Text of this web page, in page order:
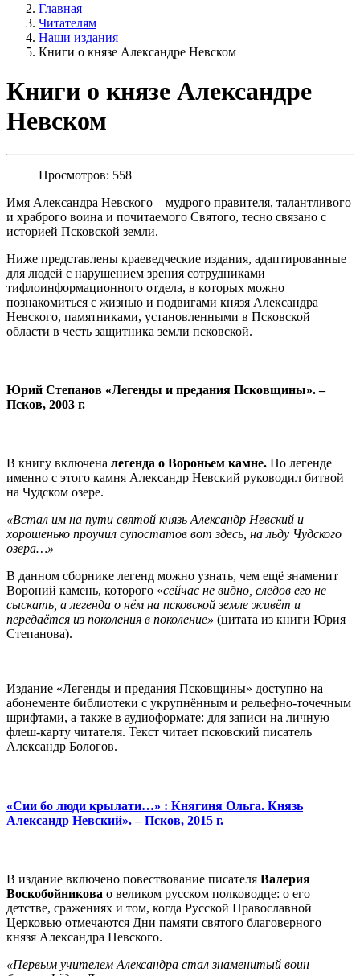
Главная
Читателям
Наши издания
Книги о князе Александре Невском
Книги о князе Александре
Невском
Просмотров: 558
Имя Александра Невского – мудрого правителя, талантливого
и храброго воина и почитаемого Святого, тесно связано с
историей Псковской земли.
Ниже представлены краеведческие издания, адаптированные
для людей с нарушением зрения сотрудниками
тифлоинформационного отдела, в которых можно
познакомиться с жизнью и подвигами князя Александра
Невского, памятниками, установленными в Псковской
области в честь защитника земли псковской.
Юрий Степанов «Легенды и предания Псковщины». –
Псков, 2003 г.
В книгу включена легенда о Вороньем камне. По легенде
именно с этого камня Александр Невский руководил битвой
на Чудском озере.
«Встал им на пути святой князь Александр Невский и
хорошенько проучил супостатов вот здесь, на льду Чудского
озера…»
В данном сборнике легенд можно узнать, чем ещё знаменит
Вороний камень, которого «сейчас не видно, следов его не
сыскать, а легенда о нём на псковской земле живёт и
передаётся из поколения в поколение» (цитата из книги Юрия
Степанова).
Издание «Легенды и предания Псковщины» доступно на
абонементе библиотеки с укрупнённым и рельефно-точечным
шрифтами, а также в аудиоформате: для записи на личную
флеш-карту читателя. Текст читает псковский писатель
Александр Бологов.
«Сии бо люди крылати…» : Княгиня Ольга. Князь
Александр Невский». – Псков, 2015 г.
В издание включено повествование писателя Валерия
Воскобойникова о великом русском полководце: о его
детстве, сражениях и том, когда Русской Православной
Церковью отмечаются Дни памяти святого благоверного
князя Александра Невского.
«Первым учителем Александра стал знаменитый воин –